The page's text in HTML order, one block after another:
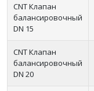
CNT Клапан
балансировочный
DN 15
CNT Клапан
балансировочный
DN 20